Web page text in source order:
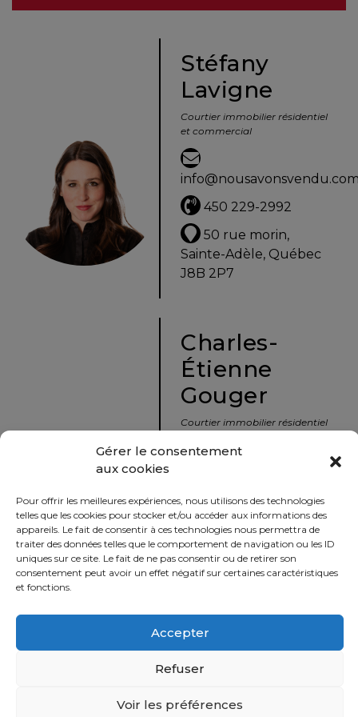
Gérer le consentement
aux cookies
Pour offrir les meilleures expériences, nous utilisons des technologies
telles que les cookies pour stocker et/ou accéder aux informations des
appareils. Le fait de consentir à ces technologies nous permettra de
traiter des données telles que le comportement de navigation ou les ID
uniques sur ce site. Le fait de ne pas consentir ou de retirer son
consentement peut avoir un effet négatif sur certaines caractéristiques
et fonctions.
Accepter
Refuser
Voir les préférences
Évaluation
Avec
un
immobilier
vers
la
tranquillité
d’esprit
défi
Stéfany
Lavigne
Courtier immobilier résidentiel
et commercial
450 229-2992
50 rue morin,
Sainte-Adèle, Québec
J8B 2P7
Charles-
Étienne
Gouger
Courtier immobilier résidentiel
450 229-2992
50 rue morin,
Sainte-Adèle, Québec
J8B 2P7
Partager
Politique